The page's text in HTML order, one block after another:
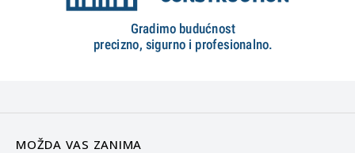
MOŽDA VAS ZANIMA